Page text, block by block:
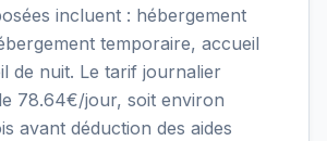
incluent : hébergement
temporaire, accueil
de nuit. Le tarif journalier
78.64€/jour, soit environ
avant déduction des aides